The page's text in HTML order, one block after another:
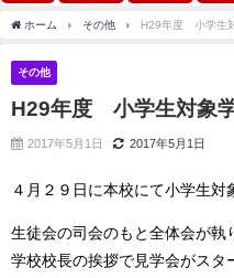
ホーム その他 H29年度 小学生
その他
H29年度 小学生対象
2017年5月1日 2017年5月1日
４月２９日に本校にて小学生対
生徒会の司会のもと全体会が執
学校校長の挨拶で見学会がスタ